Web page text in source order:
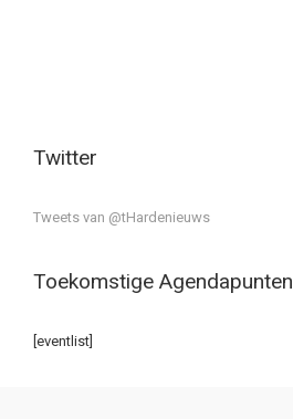
Twitter
Tweets van @tHardenieuws
Toekomstige Agendapunten
[eventlist]